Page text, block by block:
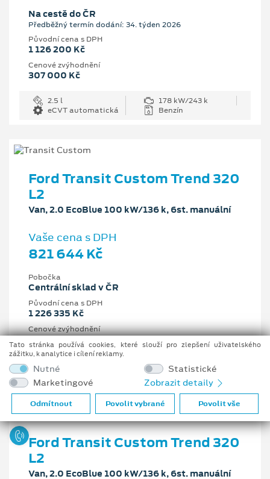
Na cestě do ČR
Předběžný termín dodání: 34. týden 2026
Původní cena s DPH
1 126 200 Kč
Cenové zvýhodnění
307 000 Kč
2.5 l
178 kW/243 k
eCVT automatická
Benzín
Ford Transit Custom Trend 320
L2
Van, 2.0 EcoBlue 100 kW/136 k, 6st. manuální
Vaše cena s DPH
821 644 Kč
Pobočka
Centrální sklad v ČR
Původní cena s DPH
1 226 335 Kč
Cenové zvýhodnění
404 691 Kč
100 kW/136 k
6st. manuální
Nafta
Ford Transit Custom Trend 320
L2
Van, 2.0 EcoBlue 100 kW/136 k, 6st. manuální
Tato stránka používá cookies, které slouží pro zlepšení uživatelského
zážitku, k analytice i cílení reklamy.
Nutné
Statistické
Marketingové
Zobrazit detaily
Odmítnout Povolit vybrané Povolit vše